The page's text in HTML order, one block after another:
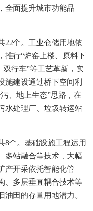
全面提升城市功能品
个。工业仓储用地依
推行“炉窑上楼、原料下
双行车”等工艺革新，实
施建设通过桥下空间利
、地上生态”思路，在
水处理厂、垃圾转运站
个。基础设施工程运用
多站融合等技术，大幅
产开采依托智能化管
、多层垂直耦合技术等
田的存量用地潜力。